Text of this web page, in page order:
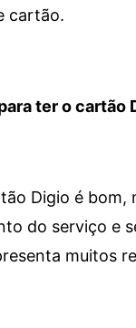
cartão.
ter o cartão
Digio é
do serviço e
muitos